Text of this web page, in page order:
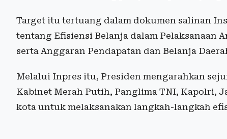
Target itu tertuang dalam dokumen salinan
tentang Efisiensi Belanja dalam Pelaksanaan
serta Anggaran Pendapatan dan Belanja
Melalui Inpres itu, Presiden mengarahkan
Kabinet Merah Putih, Panglima TNI, Kapolri,
kota untuk melaksanakan langkah-langkah